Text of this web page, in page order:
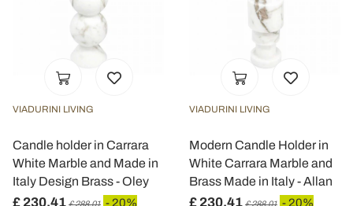
VIADURINI LIVING
Candle holder in Carrara
White Marble and Made in
Italy Design Brass - Oley
£ 230,41 £ 288,01 - 20%
VIADURINI LIVING
Modern Candle Holder in
White Carrara Marble and
Brass Made in Italy - Allan
£ 230,41 £ 288,01 - 20%